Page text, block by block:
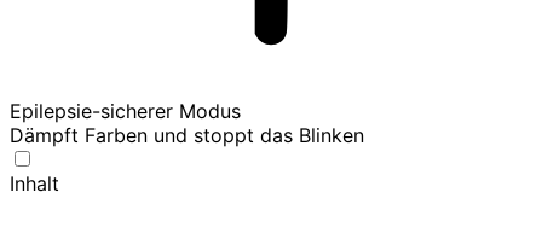
Epilepsie-sicherer Modus
Dämpft Farben und stoppt das Blinken
Inhalt